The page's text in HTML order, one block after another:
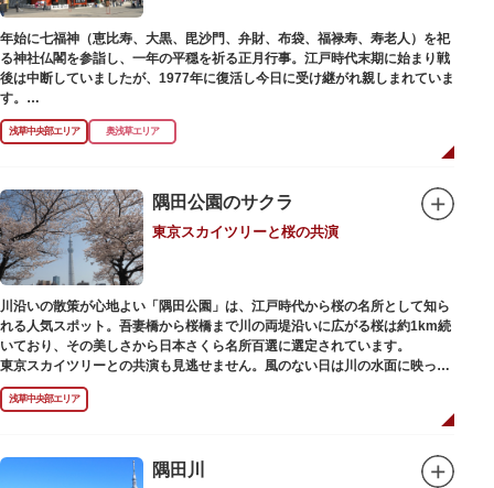
います。（御開帳期間 1月1日～7日）
年始に七福神（恵比寿、大黒、毘沙門、弁財、布袋、福禄寿、寿老人）を祀
る神社仏閣を参詣し、一年の平穏を祈る正月行事。江戸時代末期に始まり戦
後は中断していましたが、1977年に復活し今日に受け継がれ親しまれていま
す。
浅草名所七福神の特徴は福禄寿、寿老人が2社ずつあり、巡る社寺が9ヶ所あ
るところ。九は数の究み、鳩と言う字にも使われていて、鳩は「集まる」と
絵馬をつけ、色紙・福絵に御朱印をいただきながら巡拝しましょう。
江戸文化発祥の地といわれる浅草には、観音様の境内を中心として広く各所
に名所・旧跡があります。七福神をめぐる途中、これらの名跡も訪ねながら
江戸文化の面影を偲んでみてはいかがでしょうか。
御利益にあやかりながらの散策は、福徳と心の安らぎを与えてくれることで
しょう。
浅草中央部エリア 奥浅草エリア
隅田公園のサクラ
東京スカイツリーと桜の共演
川沿いの散策が心地よい「隅田公園」は、江戸時代から桜の名所として知ら
れる人気スポット。吾妻橋から桜橋まで川の両堤沿いに広がる桜は約1km続
いており、その美しさから日本さくら名所百選に選定されています。
東京スカイツリーとの共演も見逃せません。風のない日は川の水面に映った
「逆さスカイツリー」と桜のコラボレーションも楽しめます。シーズン中は
夜桜がライトアップされ、日中とは異なる幻想的な雰囲気に包まれるのも魅
力のひとつ。屋形船や水上バスも運航しているので、いつもと違った目線の
浅草中央部エリア
隅田川